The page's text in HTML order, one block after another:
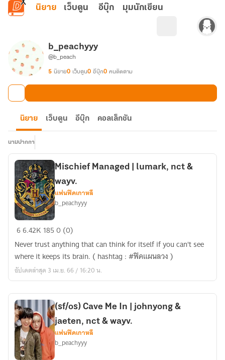
ข้ามไปยังเนื้อหาหลัก
นิยาย เว็บตูน อีบุ๊ก มุมนักเขียน
b_peachyyy
@b_peach
5 นิยาย0 เว็บตูน0 อีบุ๊ก0 คนติดตาม
นิยาย เว็บตูน อีบุ๊ก คอลเล็กชัน
นามปากกา
Mischief
|
lumark,
nct
wayv.
Mischief Managed | lumark, nct &
wayv.
แฟนฟิคเกาหลี
b_peachyyy
66.42K 1850 (0)
Never trust anything that can think for itself if you can't see
where it keeps its brain. ( hashtag : #ฟิคแผนลวง )
อัปเดตล่าสุด 3 เม.ย. 66 / 16:20 น.
(sf/os) Cave Me In | johnyong &
jaeten, nct & wayv.
แฟนฟิคเกาหลี
b_peachyyy